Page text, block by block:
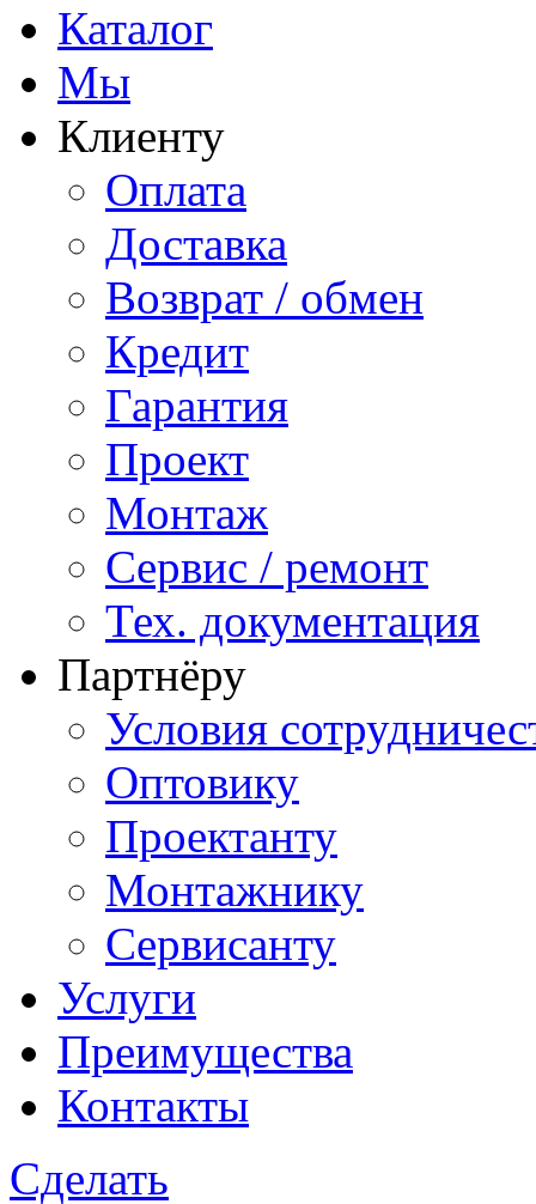
Каталог
Мы
Клиенту
Оплата
Доставка
Возврат / обмен
Кредит
Гарантия
Проект
Монтаж
Сервис / ремонт
Тех. документация
Партнёру
Условия
Оптовику
Проектанту
Монтажнику
Сервисанту
Услуги
Преимущества
Контакты
Сделать